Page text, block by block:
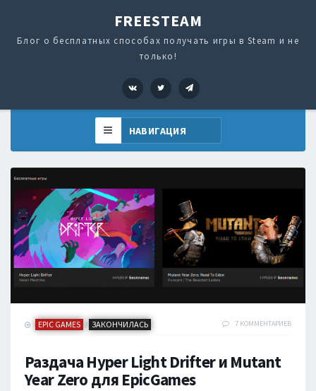
FREESTEAM
Блог о бесплатных способах получать игры в Steam и не
только!
VK Twitter
EPIC GAMES / ЗАКОНЧИЛАСЬ 7 КОММЕНТАРИЕВ
Раздача Hyper Light Drifter и Mutant
Year Zero для EpicGames